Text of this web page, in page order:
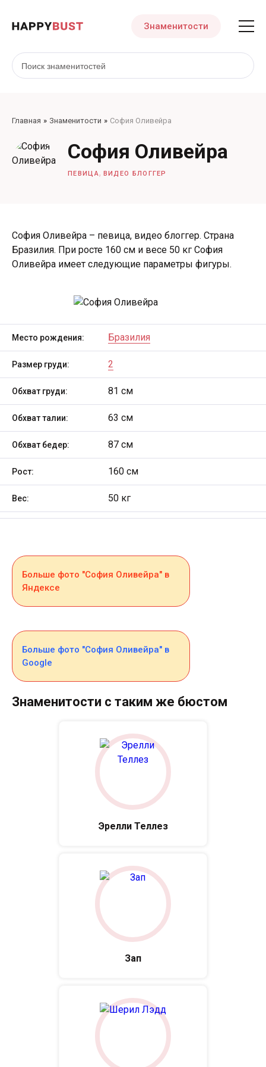
Знаменитости
Главная Знаменитости София Оливейра
София Оливейра
ПЕВИЦА, ВИДЕО БЛОГГЕР
София Оливейра – певица, видео блоггер. Страна
Бразилия. При росте 160 см и весе 50 кг София
Оливейра имеет следующие параметры фигуры.
Место рождения: Бразилия
Размер груди: 2
Обхват груди: 81 см
Обхват талии: 63 см
Обхват бедер: 87 см
Рост: 160 см
Вес: 50 кг
Больше фото "София Оливейра" в
Яндексе
Больше фото "София Оливейра" в
Google
Знаменитости с таким же бюстом
Эрелли Теллез
Зап